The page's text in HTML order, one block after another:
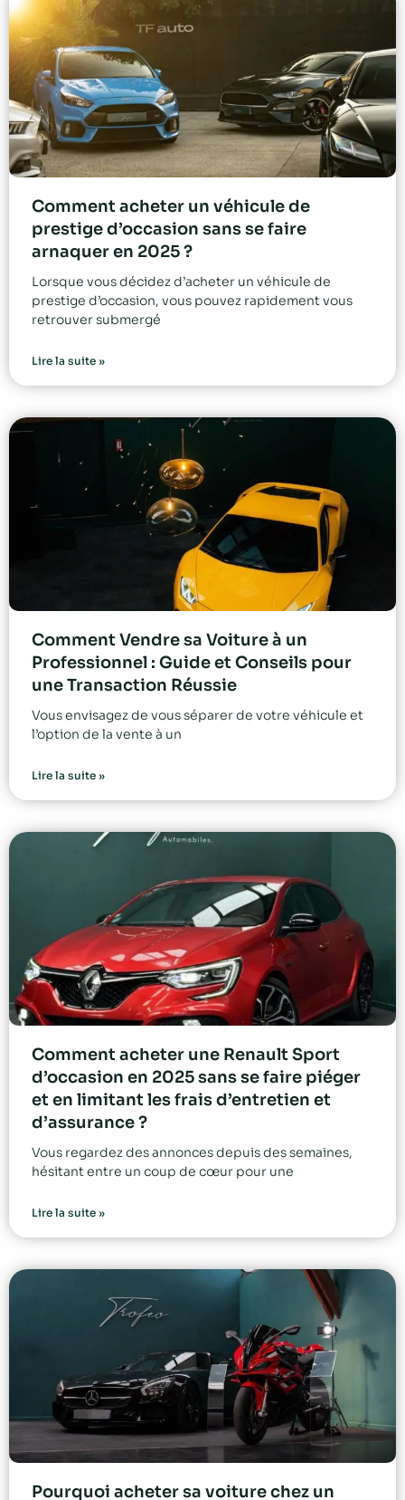
Comment acheter un véhicule de
prestige d’occasion sans se faire
arnaquer en 2025 ?
Lorsque vous décidez d’acheter un véhicule de
prestige d’occasion, vous pouvez rapidement vous
retrouver submergé
Lire la suite »
Comment Vendre sa Voiture à un
Professionnel : Guide et Conseils pour
une Transaction Réussie
Vous envisagez de vous séparer de votre véhicule et
l’option de la vente à un
Lire la suite »
Comment acheter une Renault Sport
d’occasion en 2025 sans se faire piéger
et en limitant les frais d’entretien et
d’assurance ?
Vous regardez des annonces depuis des semaines,
hésitant entre un coup de cœur pour une
Lire la suite »
Pourquoi acheter sa voiture chez un